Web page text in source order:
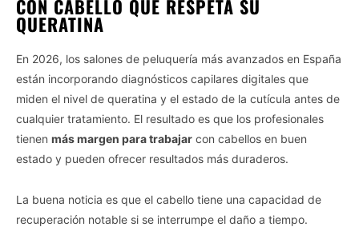
CON CABELLO QUE RESPETA SU
QUERATINA
En 2026, los salones de peluquería más avanzados en España
están incorporando diagnósticos capilares digitales que
miden el nivel de queratina y el estado de la cutícula antes de
cualquier tratamiento. El resultado es que los profesionales
tienen más margen para trabajar con cabellos en buen
estado y pueden ofrecer resultados más duraderos.
La buena noticia es que el cabello tiene una capacidad de
recuperación notable si se interrumpe el daño a tiempo.